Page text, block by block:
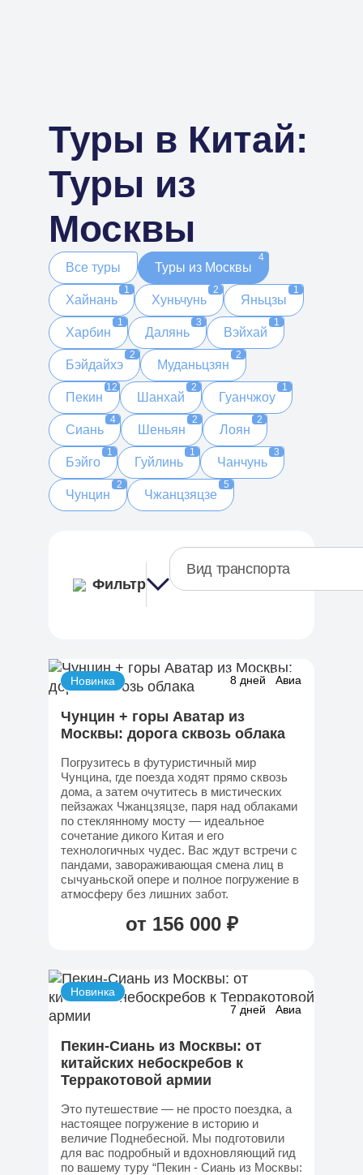
Туры в Китай:
Туры из
Москвы
Все туры Туры из Москвы
4
Хайнань
1
Хуньчунь
2
Яньцзы
1
Харбин
1
Далянь
3
Вэйхай
1
Бэйдайхэ
2
Муданьцзян
2
Пекин
12
Шанхай
2
Гуанчжоу
1
Сиань
4
Шеньян
2
Лоян
2
Бэйго
1
Гуйлинь
1
Чанчунь
3
Чунцин
2
Чжанцзяцзе
5
Фильтр
Вид транспорта
8 дней Авиа
Новинка
Чунцин + горы Аватар из
Москвы: дорога сквозь облака
Погрузитесь в футуристичный мир
Чунцина, где поезда ходят прямо сквозь
дома, а затем очутитесь в мистических
пейзажах Чжанцзяцзе, паря над облаками
по стеклянному мосту — идеальное
сочетание дикого Китая и его
технологичных чудес. Вас ждут встречи с
пандами, завораживающая смена лиц в
сычуаньской опере и полное погружение в
атмосферу без лишних забот.
от 156 000 ₽
7 дней Авиа
Новинка
Пекин-Сиань из Москвы: от
китайских небоскребов к
Терракотовой армии
Это путешествие — не просто поездка, а
настоящее погружение в историю и
величие Поднебесной. Мы подготовили
для вас подробный и вдохновляющий гид
по вашему туру “Пекин - Сиань из Москвы: